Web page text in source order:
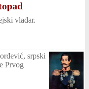
vladar.
srpski
Prvog